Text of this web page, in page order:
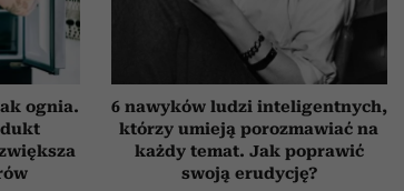
ognia.
6 nawyków ludzi inteligentnych,
którzy umieją porozmawiać na
każdy temat. Jak poprawić
swoją erudycję?